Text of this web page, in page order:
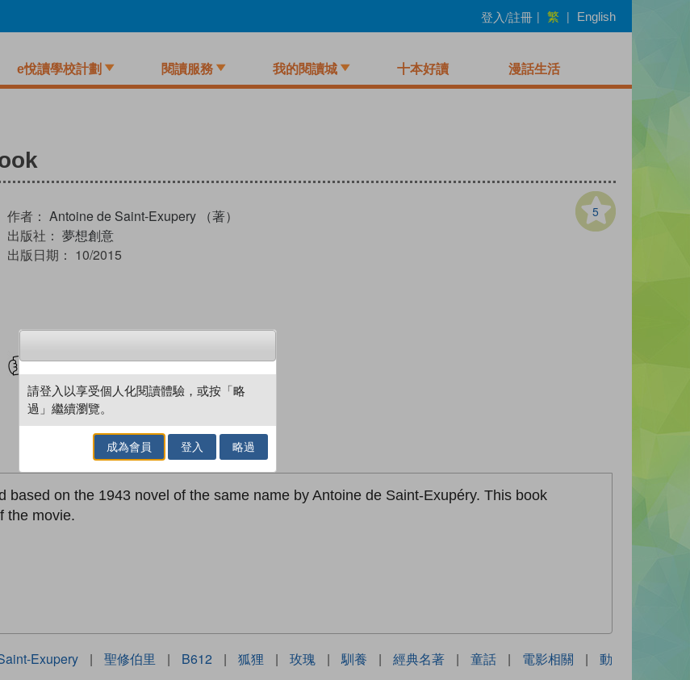
登入/註冊 | 繁 | English
e悅讀學校計劃 閱讀服務 我的閱讀城 十本好讀 漫話生活
5
作者： Antoine de Saint-Exupery （著）
出版社： 夢想創意
出版日期： 10/2015
on the 1943 novel of the same name by Antoine de Saint-Exupéry. This book
the movie.
Exupery | 聖修伯里 | B612 | 狐狸 | 玫瑰 | 馴養 | 經典名著 | 童話 | 電影相關 |
動
請登入以享受個人化閱讀體驗，或按「略
過」繼續瀏覽。
成為會員 登入 略過